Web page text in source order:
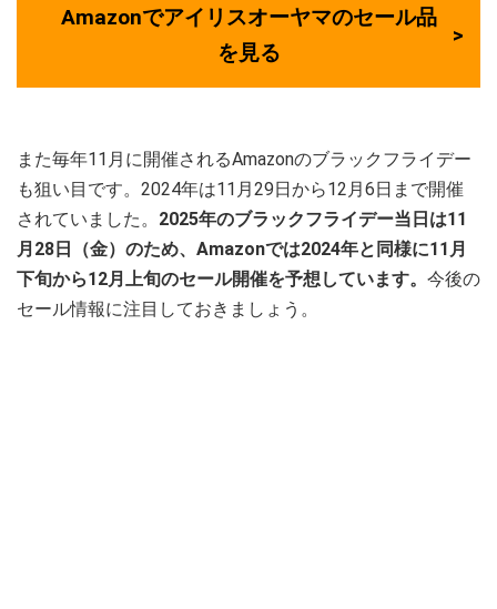
Amazonでアイリスオーヤマのセール品
を見る
また毎年11月に開催されるAmazonのブラックフライデー
も狙い目です。2024年は11月29日から12月6日まで開催
されていました。 2025年のブラックフライデー当日は11
月28日（金）のため、Amazonでは2024年と同様に11月
下旬から12月上旬のセール開催を予想しています。 今後の
セール情報に注目しておきましょう。